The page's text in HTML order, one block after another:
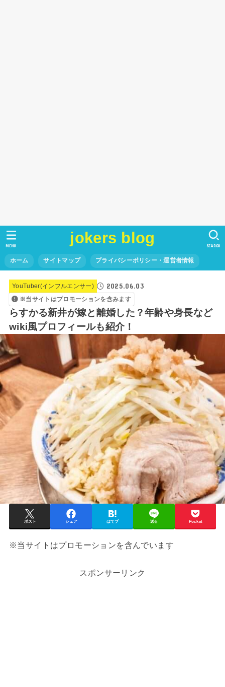
jokers blog
ホーム サイトマップ プライバシーポリシー・運営者情報
SEARCH
MENU
YouTuber(インフルエンサー) 2025.06.03
※当サイトはプロモーションを含みます
らすかる新井が嫁と離婚した？年齢や身長など
wiki風プロフィールも紹介！
ポスト シェア はてブ 送る Pocket
※当サイトはプロモーションを含んでいます
スポンサーリンク